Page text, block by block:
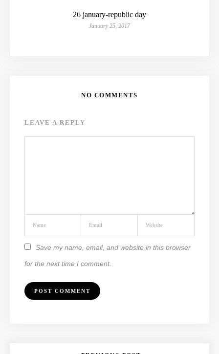
26 january-republic day
January 25, 2017
NO COMMENTS
LEAVE A REPLY
Save my name, email, and website in this browser
for the next time I comment.